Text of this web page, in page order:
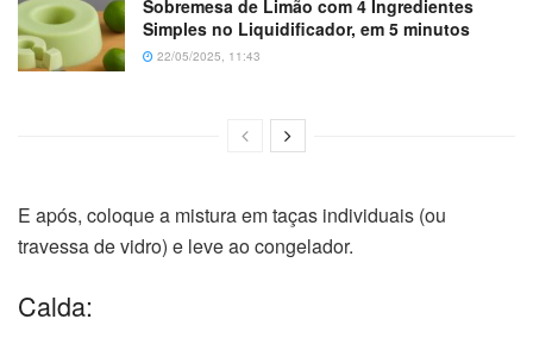
Sobremesa de Limão com 4 Ingredientes
Simples no Liquidificador, em 5 minutos
22/05/2025, 11:43
E após, coloque a mistura em taças individuais (ou
travessa de vidro) e leve ao congelador.
Calda: